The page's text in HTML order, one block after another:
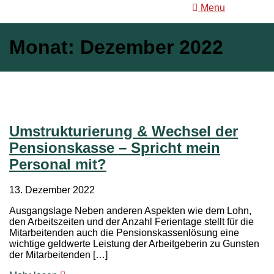
Menu
Monat: Dezember 2022
Umstrukturierung & Wechsel der
Pensionskasse – Spricht mein
Personal mit?
13. Dezember 2022
Ausgangslage Neben anderen Aspekten wie dem Lohn,
den Arbeitszeiten und der Anzahl Ferientage stellt für die
Mitarbeitenden auch die Pensionskassenlösung eine
wichtige geldwerte Leistung der Arbeitgeberin zu Gunsten
der Mitarbeitenden […]